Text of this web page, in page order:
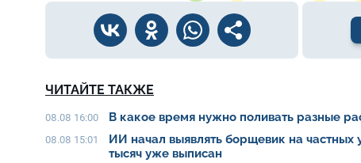
ЧИТАЙТЕ ТАКЖЕ
08.08 16:00 В какое время нужно поливать разные
08.08 15:01
ИИ начал выявлять борщевик на частных
тысяч уже выписан